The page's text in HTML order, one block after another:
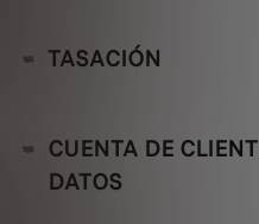
TASACIÓN
CUENTA DE
DATOS